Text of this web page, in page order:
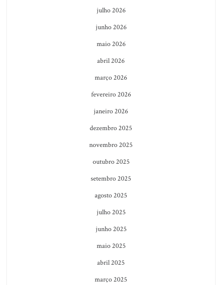
julho 2026
junho 2026
maio 2026
abril 2026
março 2026
fevereiro 2026
janeiro 2026
dezembro 2025
novembro 2025
outubro 2025
setembro 2025
agosto 2025
julho 2025
junho 2025
maio 2025
abril 2025
março 2025